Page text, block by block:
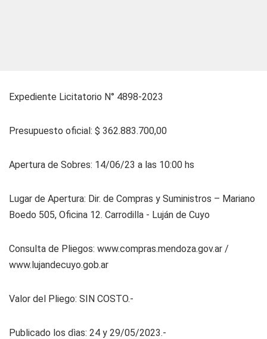
Expediente Licitatorio N° 4898-2023
Presupuesto oficial: $ 362.883.700,00
Apertura de Sobres: 14/06/23 a las 10:00 hs
Lugar de Apertura: Dir. de Compras y Suministros – Mariano
Boedo 505, Oficina 12. Carrodilla - Luján de Cuyo
Consulta de Pliegos: www.compras.mendoza.gov.ar /
www.lujandecuyo.gob.ar
Valor del Pliego: SIN COSTO.-
Publicado los dìas: 24 y 29/05/2023.-